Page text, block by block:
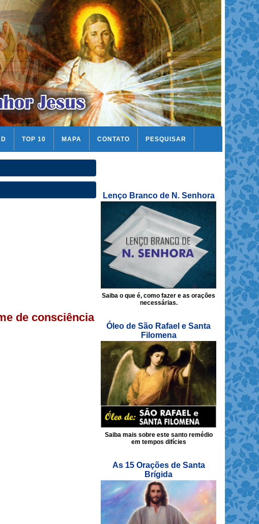
TOP 10 MAPA CONTATO PESQUISAR
de consciência
Lenço Branco de N. Senhora
Saiba o que é, como fazer e as orações
necessárias.
Óleo de São Rafael e Santa
Filomena
Saiba mais sobre este santo remédio
em tempos difícies
As 15 Orações de Santa
Brígida